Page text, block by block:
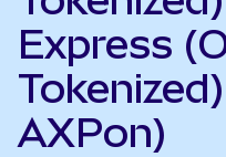
Express
AXPon)